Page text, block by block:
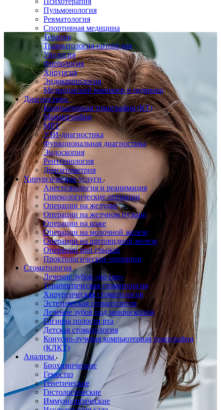
Пульмонология
Ревматология
Спортивная медицина
Терапия
Травматология-ортопедия
Урология
Флебология
Хирургия
Эндокринология
Медицинский маникюр и педикюр
Диагностика
Компьютерная томография (КТ)
Маммография
МРТ
УЗИ-диагностика
Функциональная диагностика
Эндоскопия
Рентгенология
Денситометрия
Хирургические услуги
Анестезиология и реанимация
Гинекологические операции
Операции на желудке
Операции на желчном пузыре
Операции на коже
Операции на молочной железе
Операции на щитовидной железе
Операции при грыжах
Проктологические операции
Стоматология
Лечение зубов «во сне»
Терапевтическая стоматология
Хирургическая стоматология
Эстетическая стоматология
Лечение зубов под микроскопом
Гигиена полости рта
Детская стоматология
Конусно-лучевая компьютерная томография
(КЛКТ)
Анализы
Биохимические
Гемостаз
Генетические
Гистологические
Иммунологические